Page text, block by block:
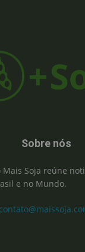
Sobre nós
Soja reúne
e no Mundo.